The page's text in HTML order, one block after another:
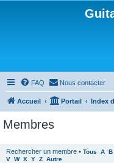
FAQ Nous contacter
Accueil Portail Index
Membres
Rechercher un membre • Tous A B
V W X Y Z Autre